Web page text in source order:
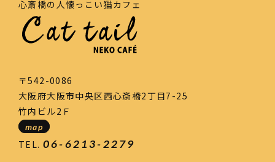
心斎橋の人懐っこい猫カフェ
〒542-0086
大阪府大阪市中央区西心斎橋2丁目7-25
竹内ビル2Ｆ
map
TEL. 06-6213-2279